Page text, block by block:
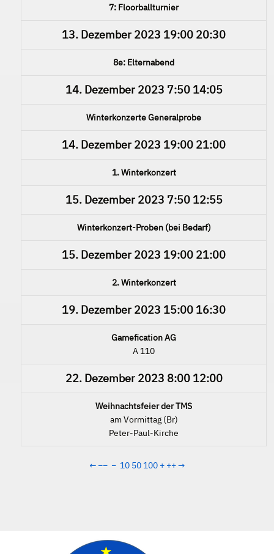
7: Floorballturnier
13. Dezember 2023 19:00 20:30
8e: Elternabend
14. Dezember 2023 7:50 14:05
Winterkonzerte Generalprobe
14. Dezember 2023 19:00 21:00
1. Winterkonzert
15. Dezember 2023 7:50 12:55
Winterkonzert-Proben (bei Bedarf)
15. Dezember 2023 19:00 21:00
2. Winterkonzert
19. Dezember 2023 15:00 16:30
Gamefication AG
A 110
22. Dezember 2023 8:00 12:00
Weihnachtsfeier der TMS
am Vormittag (Br)
Peter-Paul-Kirche
← −− − 10 50 100 + ++→